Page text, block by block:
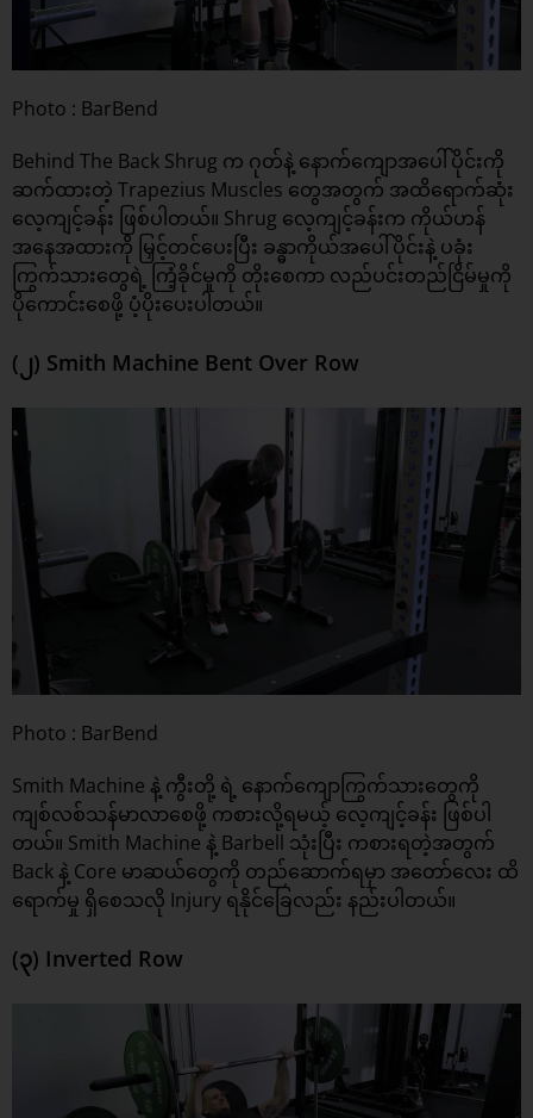
Photo : BarBend
Behind The Back Shrug က ဂုတ်နဲ့ နောက်ကျောအပေါ်ပိုင်းကို
ဆက်ထားတဲ့ Trapezius Muscles တွေအတွက် အထိရောက်ဆုံး
လေ့ကျင့်ခန်း ဖြစ်ပါတယ်။ Shrug လေ့ကျင့်ခန်းက ကိုယ်ဟန်
အနေအထားကို မြှင့်တင်ပေးပြီး ခန္ဓာကိုယ်အပေါ်ပိုင်းနဲ့ ပခုံး
ကြွက်သားတွေရဲ့ ကြံ့ခိုင်မှုကို တိုးစေကာ လည်ပင်းတည်ငြိမ်မှုကို
ပိုကောင်းစေဖို့ ပံ့ပိုးပေးပါတယ်။
(၂) Smith Machine Bent Over Row
Photo : BarBend
Smith Machine နဲ့ ကွီးတို့ ရဲ့ နောက်ကျောကြွက်သားတွေကို
ကျစ်လစ်သန်မာလာစေဖို့ ကစားလို့ရမယ့် လေ့ကျင့်ခန်း ဖြစ်ပါ
တယ်။ Smith Machine နဲ့ Barbell သုံးပြီး ကစားရတဲ့အတွက်
Back နဲ့ Core မာဆယ်တွေကို တည်ဆောက်ရမှာ အတော်လေး ထိ
ရောက်မှု ရှိစေသလို Injury ရနိုင်ခြေလည်း နည်းပါတယ်။
(၃) Inverted Row